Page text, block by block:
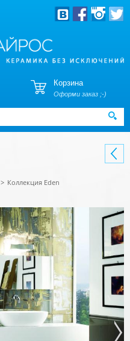
Корзина
Оформи заказ ;-)
> Коллекция Eden